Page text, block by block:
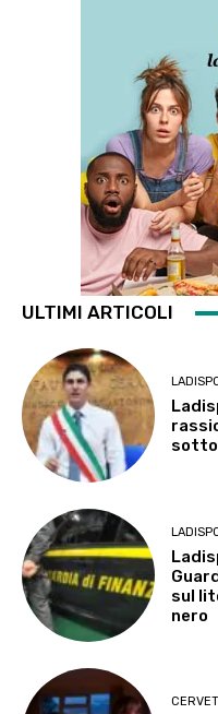
ULTIMI ARTICOLI
sul
nero